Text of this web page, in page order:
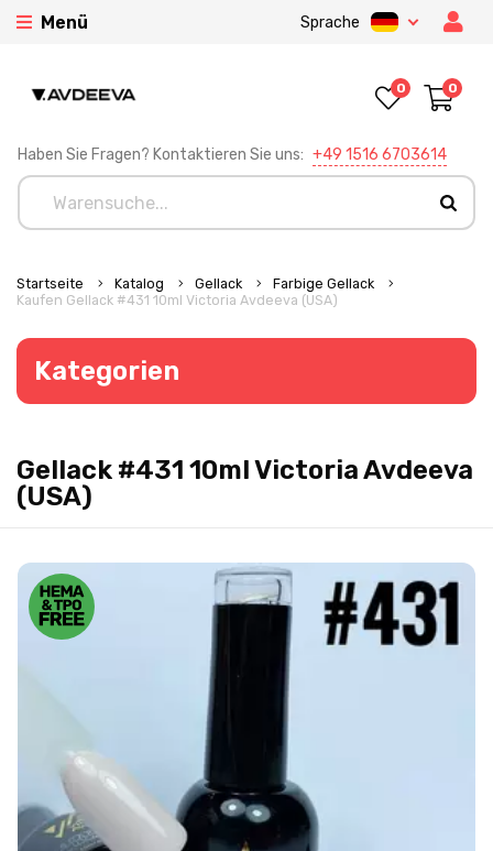
Menü Sprache
Haben Sie Fragen? Kontaktieren Sie uns: +49 1516 6703614
0 0
Startseite Katalog Gellack
Farbige Gellack
Kaufen Gellack #431 10ml Victoria Avdeeva (USA)
Kategorien
Gellack #431 10ml Victoria Avdeeva
(USA)